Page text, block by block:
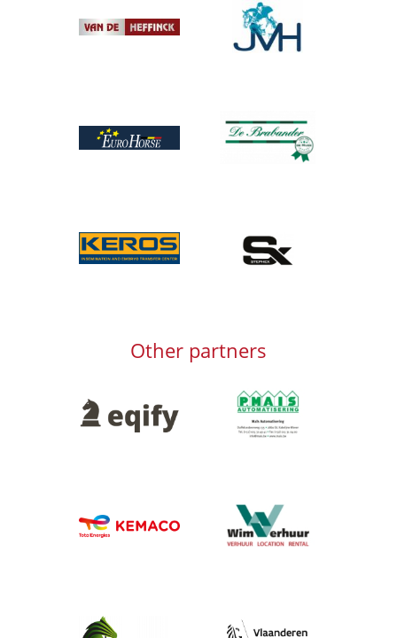
Afbeelding
Afbeelding
Afbeelding
Afbeelding
Afbeelding
Afbeelding
Other partners
Afbeelding Afbeelding
Afbeelding
Afbeelding
Afbeelding Afbeelding